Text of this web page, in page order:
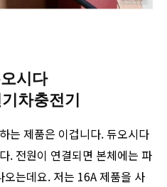
시다
차충전기
는 제품은 이겁니다. 듀오시다
. 전원이 연결되면 본체에는 파
는데요. 저는 16A 제품을 사